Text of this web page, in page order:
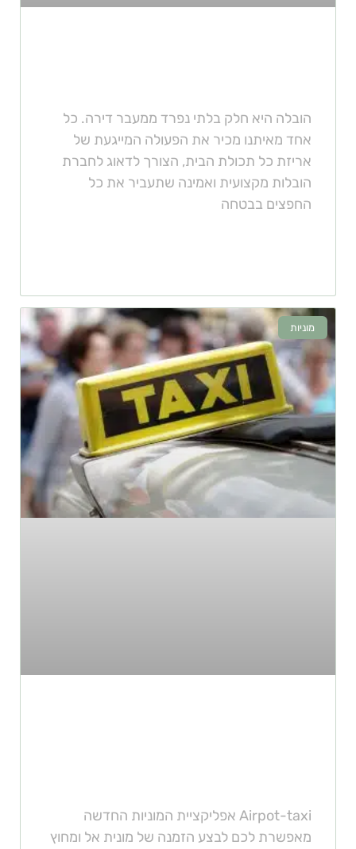
הובלה היא חלק בלתי נפרד ממעבר דירה. כל
אחד מאיתנו מכיר את הפעולה המייגעת של
אריזת כל תכולת הבית, הצורך לדאוג לחברת
הובלות מקצועית ואמינה שתעביר את כל
החפצים בבטחה
מוניות
Airpot-taxi אפליקציית המוניות החדשה
מאפשרת לכם לבצע הזמנה של מונית אל ומחוץ